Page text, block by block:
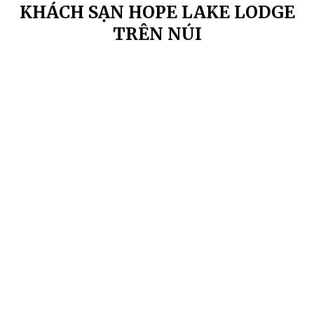
KHÁCH SẠN HOPE LAKE LODGE
TRÊN NÚI